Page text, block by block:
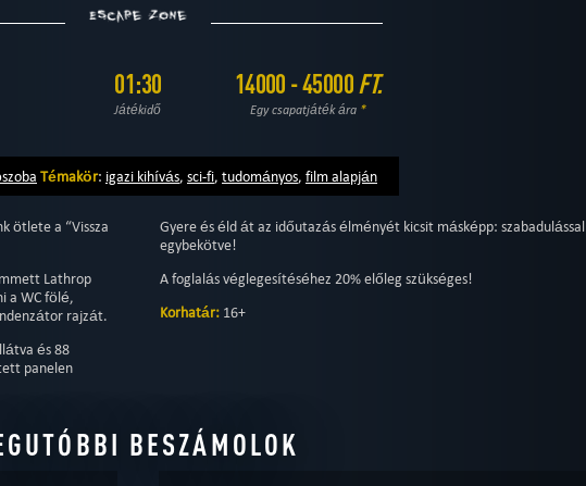
01:30
Játékidő
14000 - 45000 FT.
Egy csapatjáték ára *
Témakör: igazi kihívás, sci-fi, tudományos, film alapján
ötlete a “Vissza
Lathrop
a WC fölé,
rajzát.
és 88
panelen
Gyere és éld át az időutazás élményét kicsit másképp: szabadulással
egybekötve!
A foglalás véglegesítéséhez 20% előleg szükséges!
Korhatár: 16+
BESZÁMOLOK